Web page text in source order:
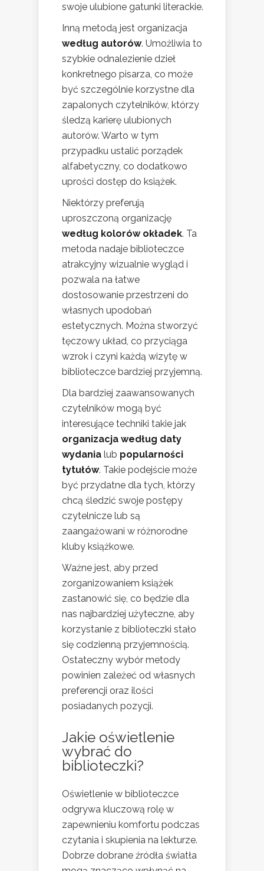
swoje ulubione gatunki literackie.
Inną metodą jest organizacja
według autorów. Umożliwia to
szybkie odnalezienie dzieł
konkretnego pisarza, co może
być szczególnie korzystne dla
zapalonych czytelników, którzy
śledzą karierę ulubionych
autorów. Warto w tym
przypadku ustalić porządek
alfabetyczny, co dodatkowo
uprości dostęp do książek.
Niektórzy preferują
uproszczoną organizację
według kolorów okładek. Ta
metoda nadaje biblioteczce
atrakcyjny wizualnie wygląd i
pozwala na łatwe
dostosowanie przestrzeni do
własnych upodobań
estetycznych. Można stworzyć
tęczowy układ, co przyciąga
wzrok i czyni każdą wizytę w
biblioteczce bardziej przyjemną.
Dla bardziej zaawansowanych
czytelników mogą być
interesujące techniki takie jak
organizacja według daty
wydania lub popularności
tytułów. Takie podejście może
być przydatne dla tych, którzy
chcą śledzić swoje postępy
czytelnicze lub są
zaangażowani w różnorodne
kluby książkowe.
Ważne jest, aby przed
zorganizowaniem książek
zastanowić się, co będzie dla
nas najbardziej użyteczne, aby
korzystanie z biblioteczki stało
się codzienną przyjemnością.
Ostateczny wybór metody
powinien zależeć od własnych
preferencji oraz ilości
posiadanych pozycji.
Jakie oświetlenie
wybrać do
biblioteczki?
Oświetlenie w biblioteczce
odgrywa kluczową rolę w
zapewnieniu komfortu podczas
czytania i skupienia na lekturze.
Dobrze dobrane źródła światła